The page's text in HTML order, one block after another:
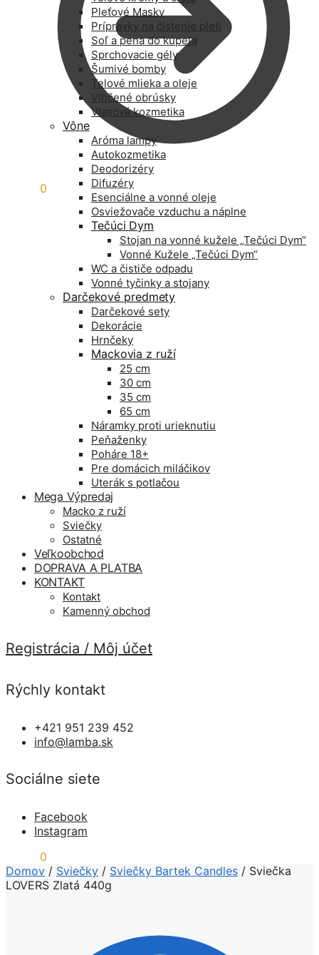
0
Pleťové Masky
Prípravky na čistenie pleti
Soľ a pena do kúpeľa
Sprchovacie gély
Šumivé bomby
Telové mlieka a oleje
Vlhčené obrúsky
Vlasová kozmetika
Vône
Aróma lampy
Autokozmetika
Deodorizéry
Difuzéry
Esenciálne a vonné oleje
Osviežovače vzduchu a náplne
Tečúci Dym
Stojan na vonné kužele „Tečúci Dym“
Vonné Kužele „Tečúci Dym“
WC a čističe odpadu
Vonné tyčinky a stojany
Darčekové predmety
Darčekové sety
Dekorácie
Hrnčeky
Mackovia z ruží
25 cm
30 cm
35 cm
65 cm
Náramky proti urieknutiu
Peňaženky
Poháre 18+
Pre domácich miláčikov
Uterák s potlačou
Mega Výpredaj
Macko z ruží
Sviečky
Ostatné
Veľkoobchod
DOPRAVA A PLATBA
KONTAKT
Kontakt
Kamenný obchod
Registrácia / Môj účet
Rýchly kontakt
+421 951 239 452
info@lamba.sk
Sociálne siete
Facebook
Instagram
0
Domov / Sviečky / Sviečky Bartek Candles / Sviečka
LOVERS Zlatá 440g